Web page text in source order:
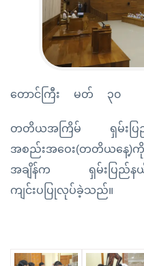
တောင်ကြီး မတ် ၃၀
တတိယအကြိမ် ရှမ်းပ
အစည်းအဝေး(တတိယနေ့)
အချိန်က ရှမ်းပြည်နယ်
ကျင်းပပြုလုပ်ခဲ့သည်။